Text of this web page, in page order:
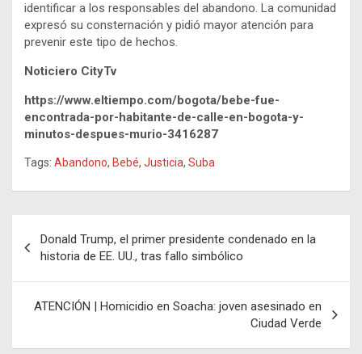
identificar a los responsables del abandono. La comunidad
expresó su consternación y pidió mayor atención para
prevenir este tipo de hechos.
Noticiero CityTv
https://www.eltiempo.com/bogota/bebe-fue-
encontrada-por-habitante-de-calle-en-bogota-y-
minutos-despues-murio-3416287
Tags: Abandono, Bebé, Justicia, Suba
de
entradas
Donald Trump, el primer presidente condenado en la
historia de EE. UU., tras fallo simbólico
ATENCIÓN | Homicidio en Soacha: joven asesinado en
Ciudad Verde